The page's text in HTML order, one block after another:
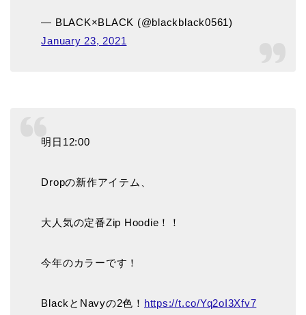
— BLACK×BLACK (@blackblack0561)
January 23, 2021
明日12:00
Dropの新作アイテム、
大人気の定番Zip Hoodie！！
今年のカラーです！
BlackとNavyの2色！ https://t.co/Yq2oI3Xfv7